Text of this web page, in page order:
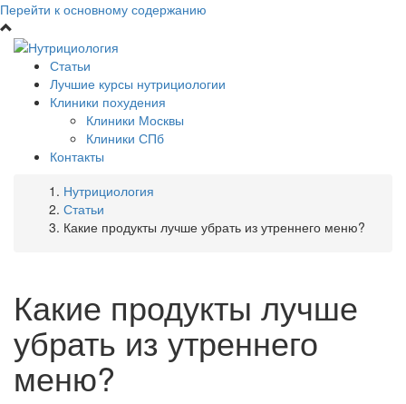
Перейти к основному содержанию
Статьи
Лучшие курсы нутрициологии
Клиники похудения
Клиники Москвы
Клиники СПб
Контакты
Нутрициология
Статьи
Какие продукты лучше убрать из утреннего меню?
Какие продукты лучше
убрать из утреннего
меню?